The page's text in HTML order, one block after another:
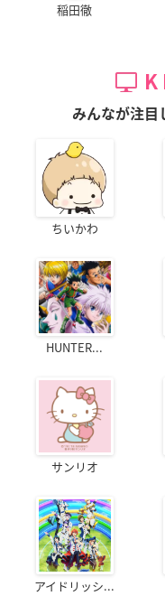
稲田徹
みんなが注目
ちいかわ
HUNTER...
サンリオ
アイドリッシ...